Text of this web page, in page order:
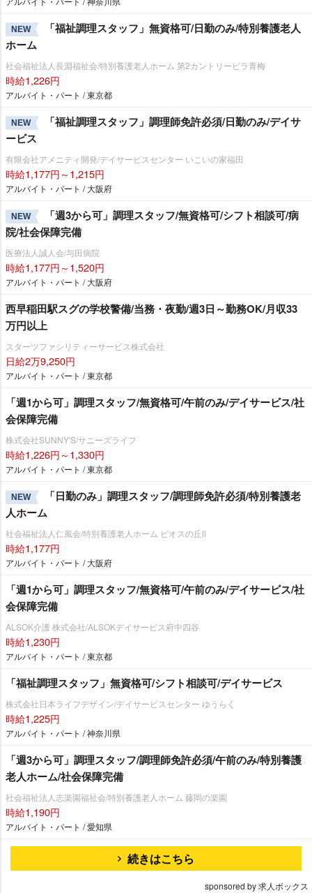
NEW
「福祉調理スタッフ」無資格可/日勤のみ/特別養護老人
ホーム
社会福祉法人長淵福祉会/特別養護老人ホーム 第2カントリービラ青梅
時給1,226円
アルバイト・パート / 東京都
NEW
「福祉調理スタッフ」調理師免許必須/日勤のみ/デイサ
ービス
有限会社アメニティ開発/デイサービスセンター いこいの家福田
時給1,177円～1,215円
アルバイト・パート / 大阪府
NEW
「週3から可」調理スタッフ/無資格可/シフト相談可/病
院/社会保障完備
医療法人誠人会/与田病院
時給1,177円～1,520円
アルバイト・パート / 大阪府
西早稲田駅スグの学校警備/当務・夜勤/週3日～勤務OK/月収33
万円以上
スターツファシリティーサービス株式会社
日給2万9,250円
アルバイト・パート / 東京都
「週1から可」調理スタッフ/無資格可/午前のみ/デイサービス/社
会保障完備
株式会社SUNNY'S/サニーズライフ
時給1,226円～1,330円
アルバイト・パート / 東京都
NEW
「日勤のみ」調理スタッフ/調理師免許必須/特別養護老
人ホーム
社会福祉法人仁風会/特別養護老人ホーム ビオスの丘Ⅱ
時給1,177円
アルバイト・パート / 大阪府
「週1から可」調理スタッフ/無資格可/午前のみ/デイサービス/社
会保障完備
ALSOK介護 株式会社/ALSOKデイサービス府中四谷
時給1,230円
アルバイト・パート / 東京都
「福祉調理スタッフ」無資格可/シフト相談可/デイサービス
株式会社日本ライフデザイン/デイサービスセンター ゆうらく
時給1,225円
アルバイト・パート / 神奈川県
「週3から可」調理スタッフ/調理師免許必須/午前のみ/特別養護
老人ホーム/社会保障完備
社会福祉法人志楽園福祉会/特別養護老人ホーム 藤岡の楽園
時給1,190円
アルバイト・パート / 愛知県
続きはこちら
sponsored by 求人ボックス